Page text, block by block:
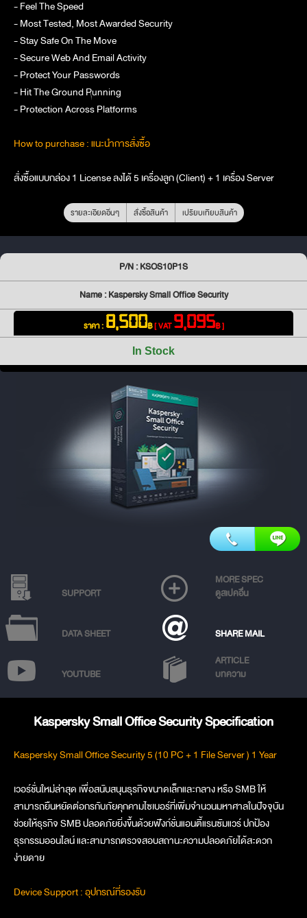
- Feel The Speed
- Most Tested, Most Awarded Security
- Stay Safe On The Move
- Secure Web And Email Activity
- Protect Your Passwords
- Hit The Ground Running
- Protection Across Platforms
How to purchase : แนะนำการสั่งซื้อ
สั่งซื้อแบบกล่อง 1 License ลงได้ 5 เครื่องลูก (Client) + 1 เครื่อง Server
รายละเอียดอื่นๆ สั่งซื้อสินค้า เปรียบเทียบสินค้า
P/N : KSOS10P1S
Name : Kaspersky Small Office Security
ราคา : 8,500฿[ VAT9,095฿ ]
In Stock
SUPPORT
MORE SPEC
ดูสเปคอื่น
DATA SHEET SHARE MAIL
YOUTUBE
ARTICLE
บทความ
Kaspersky Small Office Security Specification
Kaspersky Small Office Security 5 (10 PC + 1 File Server ) 1 Year
เวอร์ชั่นใหม่ล่าสุด เพื่อสนับสนุนธุรกิจขนาดเล็กและกลาง หรือ SMB ให้
สามารถยืนหยัดต่อกรกับภัยคุกคามไซเบอร์ที่เพิ่มจำนวนมหาศาลในปัจจุบัน
ช่วยให้ธุรกิจ SMB ปลอดภัยยิ่งขึ้นด้วยฟังก์ชั่นแอนตี้แรนซัมแวร์ ปกป้อง
ธุรกรรมออนไลน์ และสามารถตรวจสอบสถานะความปลอดภัยได้สะดวก
ง่ายดาย
Device Support : อุปกรณ์ที่รองรับ